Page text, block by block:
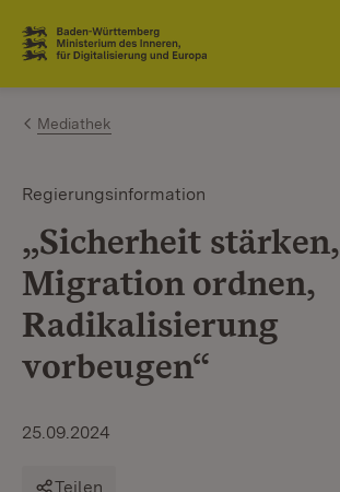
Zum Inhalt springen
Link zur Startseite
Mediathek
Regierungsinformation
„Sicherheit stärken,
Migration ordnen,
Radikalisierung
vorbeugen“
25.09.2024
Teilen